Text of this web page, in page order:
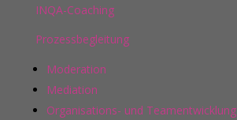
INQA-Coaching
Prozessbegleitung
Moderation
Mediation
Organisations- und Teamentwicklung